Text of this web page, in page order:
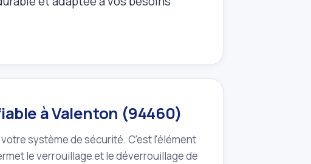
à Valenton (94460)
système de sécurité. C'est l'élément
le verrouillage et le déverrouillage de